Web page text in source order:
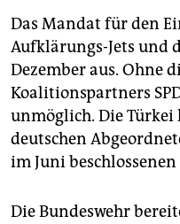
Das Mandat für den
Aufklärungs-Jets und
Dezember aus. Ohne
Koalitionspartners
unmöglich. Die Türkei
deutschen
im Juni
Die Bundeswehr